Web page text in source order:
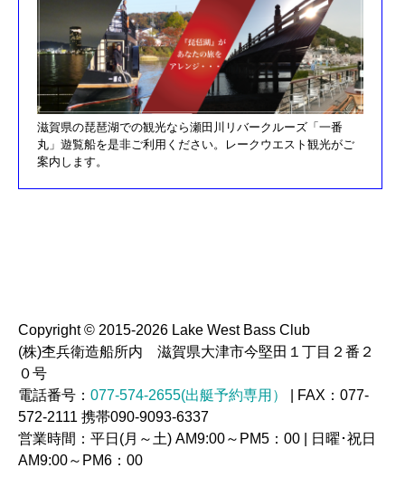
H30/9/24釣果情報更新しました
H30/7/21釣果情報更新しました
H30/4/21釣果情報更新しました
H30/3/3釣果情報更新しました
H30/2/17釣果情報更新しました
H30/2/8釣果情報更新しました
H29/12/10オーナズカップ更新しました
H29/11/3釣果情報更新しました
H29/10/20釣果情報更新しました
H29/9/23釣果情報更新しました
H29/9/16釣果情報更新しました
H29/9/3釣果情報更新しました
H29/8/21釣果情報更新しました
滋賀県の琵琶湖での観光なら瀬田川リバークルーズ「一番
丸」遊覧船を是非ご利用ください。レークウエスト観光がご
案内します。
Copyright © 2015-2026 Lake West Bass Club
(株)杢兵衛造船所内 滋賀県大津市今堅田１丁目２番２
０号
電話番号： 077-574-2655(出艇予約専用）
| FAX：077-
572-2111 携帯090-9093-6337
営業時間：平日(月～土) AM9:00～PM5：00 | 日曜･祝日
AM9:00～PM6：00